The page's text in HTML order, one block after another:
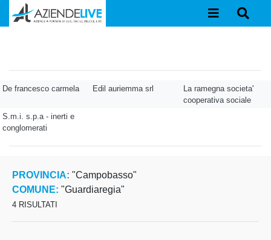
De francesco carmela Edil auriemma srl
La ramegna societa'
cooperativa sociale
S.m.i. s.p.a - inerti e
conglomerati
PROVINCIA: "Campobasso"
COMUNE: "Guardiaregia"
4 RISULTATI